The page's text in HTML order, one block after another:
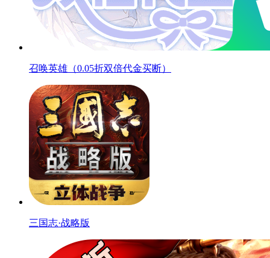
召唤英雄（0.05折双倍代金买断）
三国志·战略版